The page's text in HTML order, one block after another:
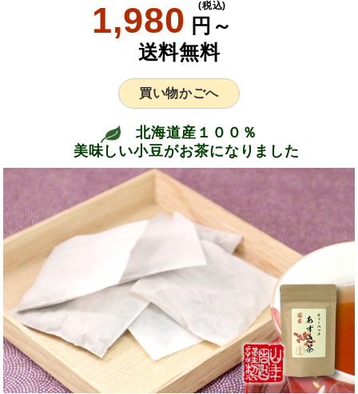
1,980 円～
(税込)
送料無料
買い物かごへ
北海道産１００％
美味しい小豆がお茶になりました